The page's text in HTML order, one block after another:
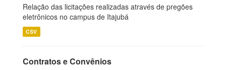
Relação das licitações realizadas através de pregões
eletrônicos no campus de Itajubá
CSV
Contratos e Convênios